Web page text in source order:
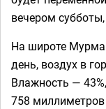
вечером
На широте
день, воздух в
Влажность —
758 миллиметров